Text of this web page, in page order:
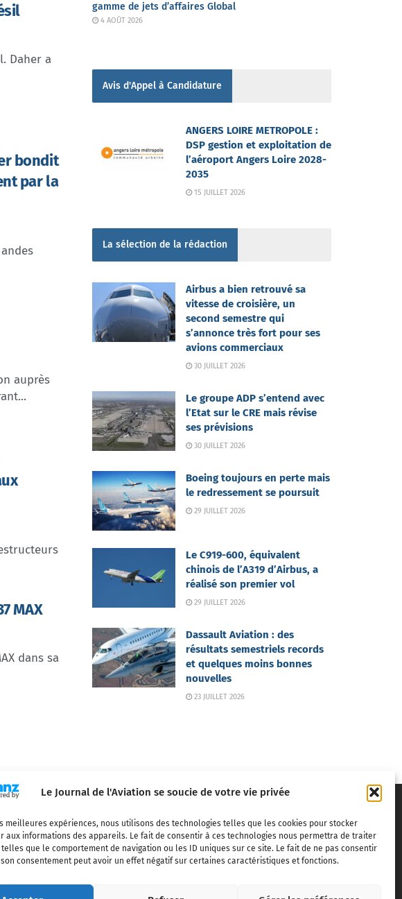
Le Journal de l'Aviation se soucie de votre vie privée
meilleures expériences, nous utilisons des technologies telles que les cookies pour stocker
aux informations des appareils. Le fait de consentir à ces technologies nous permettra de traiter
que le comportement de navigation ou les ID uniques sur ce site. Le fait de ne pas consentir
consentement peut avoir un effet négatif sur certaines caractéristiques et fonctions.
Daher a
bondit
par la
auprès
MAX
dans sa
gamme de jets d’affaires Global
4 AOÛT 2026
Avis d'Appel à Candidature
ANGERS LOIRE METROPOLE :
DSP gestion et exploitation de
l’aéroport Angers Loire 2028-
2035
15 JUILLET 2026
La sélection de la rédaction
Airbus a bien retrouvé sa
vitesse de croisière, un
second semestre qui
s’annonce très fort pour ses
avions commerciaux
30 JUILLET 2026
Le groupe ADP s’entend avec
l’Etat sur le CRE mais révise
ses prévisions
30 JUILLET 2026
Boeing toujours en perte mais
le redressement se poursuit
29 JUILLET 2026
Le C919-600, équivalent
chinois de l’A319 d’Airbus, a
réalisé son premier vol
29 JUILLET 2026
Dassault Aviation : des
résultats semestriels records
et quelques moins bonnes
nouvelles
23 JUILLET 2026
Cookies
l'actualité de
location d'aéronefs civils,